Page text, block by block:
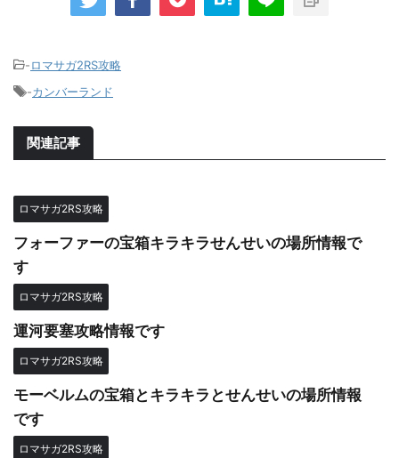
-ロマサガ2RS攻略
-カンバーランド
関連記事
ロマサガ2RS攻略
フォーファーの宝箱キラキラせんせいの場所情報で
す
ロマサガ2RS攻略
運河要塞攻略情報です
ロマサガ2RS攻略
モーベルムの宝箱とキラキラとせんせいの場所情報
です
ロマサガ2RS攻略